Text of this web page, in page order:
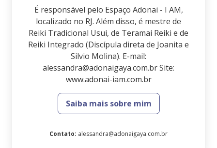
É responsável pelo Espaço Adonai - I AM,
localizado no RJ. Além disso, é mestre de
Reiki Tradicional Usui, de Teramai Reiki e de
Reiki Integrado (Discípula direta de Joanita e
Silvio Molina). E-mail:
alessandra@adonaigaya.com.br Site:
www.adonai-iam.com.br
Saiba mais sobre mim
Contato: alessandra@adonaigaya.com.br